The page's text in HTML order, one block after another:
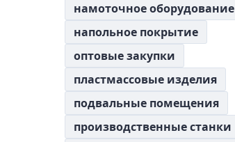
намоточное оборудование
напольное покрытие
оптовые закупки
пластмассовые изделия
подвальные помещения
производственные станки